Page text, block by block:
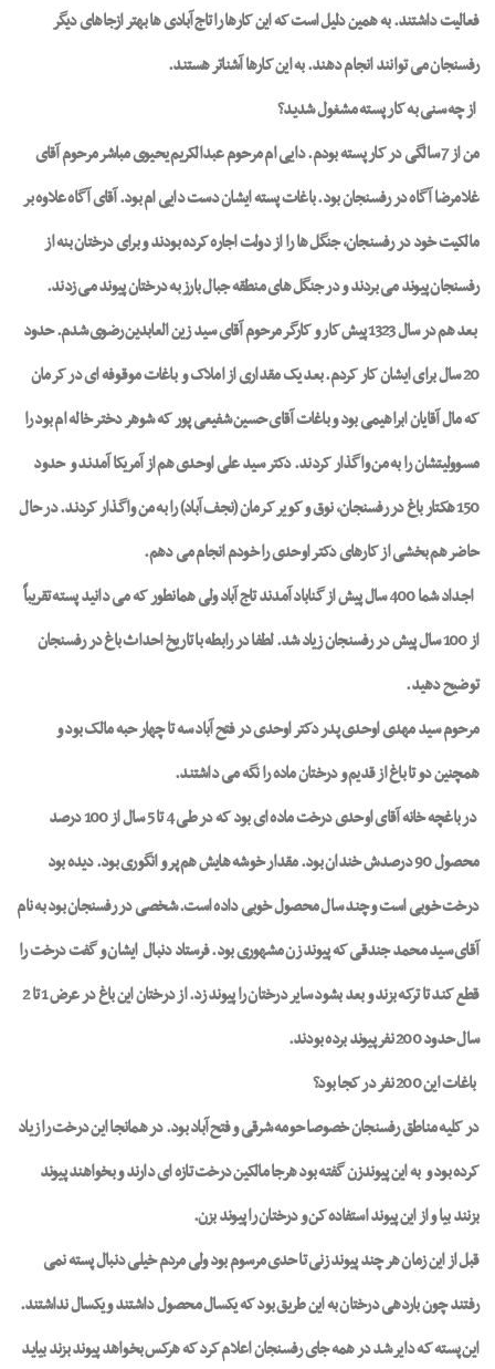
فعالیت داشتند. به همین دلیل است که این کارها را تاج آبادی ها بهتر ازجاهای دیگر
رفسنجان می توانند انجام دهند. به این کارها آشناتر هستند.
از چه سنی به کار پسته مشغول شدید؟
من از 7 سالگی در کار پسته بودم. دایی ام مرحوم عبدالکریم یحیوی مباشر مرحوم آقای
غلامرضا آگاه در رفسنجان بود. باغات پسته ایشان دست دایی ام بود. آقای آگاه علاوه بر
مالکیت خود در رفسنجان، جنگل ها را از دولت اجاره کرده بودند و برای درختان بنه از
رفسنجان پیوند می بردند و در جنگل های منطقه جبال بارز به درختان پیوند می زدند.
بعد هم در سال 1323 پیش کار و کارگر مرحوم آقای سید زین العابدین رضوی شدم. حدود
20 سال برای ایشان کار کردم. بعد یک مقداری از املاک و
باغات موقوفه ای در کرمان
که مال آقایان ابراهیمی بود و باغات آقای حسین شفیعی پور که شوهر دختر خاله ام بود را
مسوولیتشان را به من واگذار کردند. دکتر سید علی اوحدی هم از آمریکا آمدند وحدود
150 هکتار باغ در رفسنجان، نوق و کویر کرمان (نجف آباد) را به من واگذار کردند. در حال
حاضر هم بخشی از کارهای دکتر اوحدی را خودم انجام می دهم.
اجداد شما 400 سال پیش از گناباد آمدند تاج آباد ولی همانطور که می دانید پسته تقریباً
از 100 سال پیش در رفسنجان زیاد شد. لطفا در رابطه با تاریخ احداث باغ در رفسنجان
توضیح دهید.
مرحوم سید مهدی اوحدی پدر دکتر اوحدی در فتح آباد سه تا چهار حبه مالک بود و
همچنین دو تا باغ از قدیم و درختان ماده را نگه می داشتند.
در باغچه خانه آقای اوحدی درخت ماده ای بود که در طی 4 تا 5 سال از 100 درصد
محصول 90 درصدش خندان بود. مقدار خوشه هایش هم پر و انگوری بود. دیده بود
درخت خوبی است و چند سال محصول خوبی داده است. شخصی در رفسنجان بود به نام
آقای سید محمد جندقی که پیوند زن مشهوری بود. فرستاد دنبالایشان و گفت درخت را
قطع کند تا ترکه بزند و بعد بشود سایر درختان را پیوند زد. از درختان این باغ در عرض 1 تا 2
سال حدود 200 نفر پیوند برده بودند.
باغات این 200 نفر در کجا بود؟
در کلیه مناطق رفسنجان خصوصا حومه شرقی و فتح آباد بود. در همانجا این درخت را زیاد
کرده بود وبه این پیوندزن گفته بود هرجا مالکین درخت تازه ای دارند و بخواهند پیوند
بزنند بیا و از این پیوند استفاده کن و درختان را پیوند بزن.
قبل از این زمان هر چند پیوند زنی تا حدی مرسوم بود ولی مردم خیلی دنبال پسته نمی
رفتند چون باردهی درختان به این طریق بود که یکسال محصول داشتند و یکسال نداشتند.
این پسته که دایر شد در همه جای رفسنجان اعلام کرد که هرکس بخواهد پیوند بزند بیاید